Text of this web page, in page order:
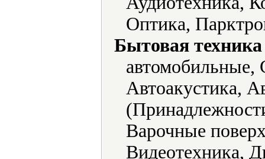
Оптика,
Бытовая
автомобильные,
Автоакустика,
Варочные
Видеотехника,